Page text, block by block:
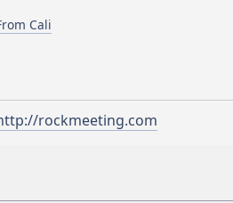
Cali
rockmeeting.com